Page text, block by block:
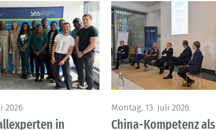
2026
in
Montag, 13. Juli 2026
China-Kompetenz als